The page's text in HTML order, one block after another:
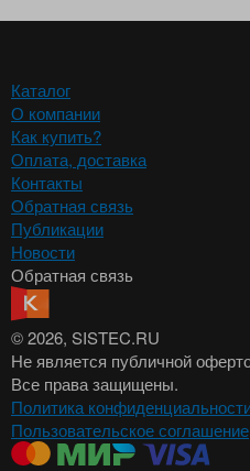
Каталог
О компании
Как купить?
Оплата, доставка
Контакты
Обратная связь
Публикации
Новости
Обратная связь
© 2026, SISTEC.RU
Не является публичной
Все права защищены.
Политика
Пользовательское соглашение